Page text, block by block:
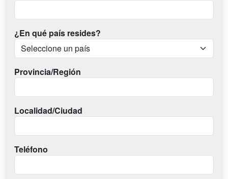
¿En qué país resides?
Provincia/Región
Localidad/Ciudad
Teléfono